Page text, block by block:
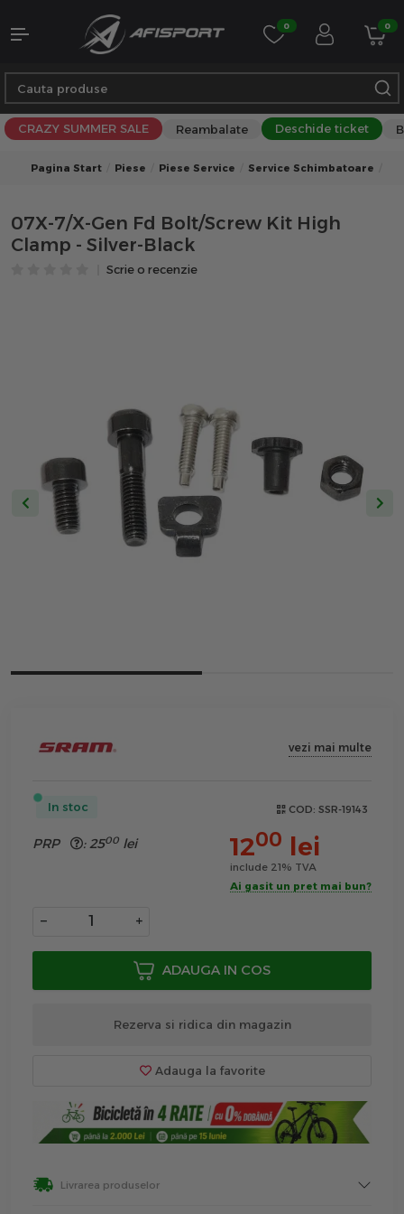
0 0
CRAZY SUMMER SALE Reambalate Deschide ticket
Pagina Start Piese Piese Service Service Schimbatoare
07X-7/X-Gen Fd Bolt/Screw Kit High
Clamp - Silver-Black
Scrie o recenzie
vezi mai multe
In stoc COD: SSR-19143
PRP :2500 lei 1200 lei
include 21% TVA
Ai gasit un pret mai bun?
− +
ADAUGA IN COS
Rezerva si ridica din magazin
Adauga la favorite
Livrarea produselor